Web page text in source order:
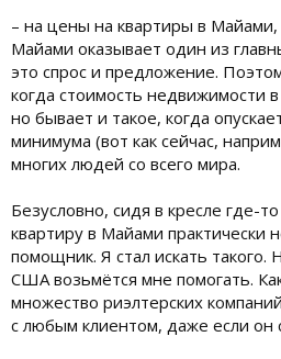
– на цены на квартиры в
Майами оказывает один из
это спрос и предложение.
когда стоимость недвижимости
но бывает и такое, когда
минимума (вот как сейчас,
многих людей со всего мира.
Безусловно, сидя в кресле где-
квартиру в Майами
помощник. Я стал искать такого.
США возьмётся мне помогать.
множество риэлтерских
с любым клиентом, даже если он